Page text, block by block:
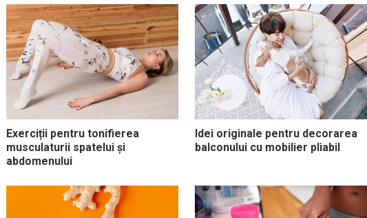
Exerciții pentru tonifierea
musculaturii spatelui și
abdomenului
Idei originale pentru decorarea
balconului cu mobilier pliabil